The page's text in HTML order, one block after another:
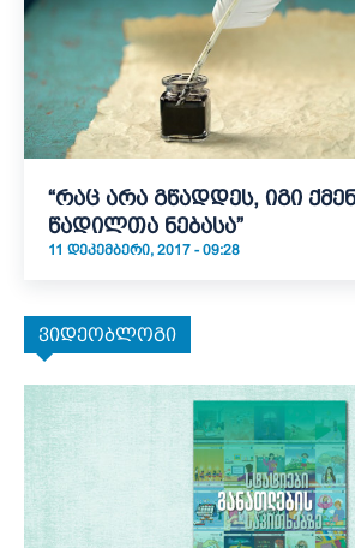
“რაც არა გწადდეს, იგი
წადილთა ნებასა”
11 ᲓᲔᲙᲔᲛᲑᲔᲠᲘ, 2017 - 09:28
ვიდეობლოგი